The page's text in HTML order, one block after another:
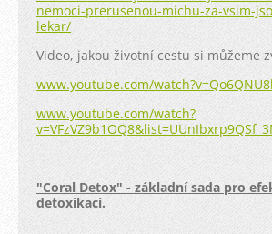
nemoci-prerusenou-michu-za-vsim-
lekar/
Video, jakou životní cestu si můžeme
www.youtube.com/
www.youtube.com/watch?
"Coral Detox" - základní sada pro
detoxikaci.